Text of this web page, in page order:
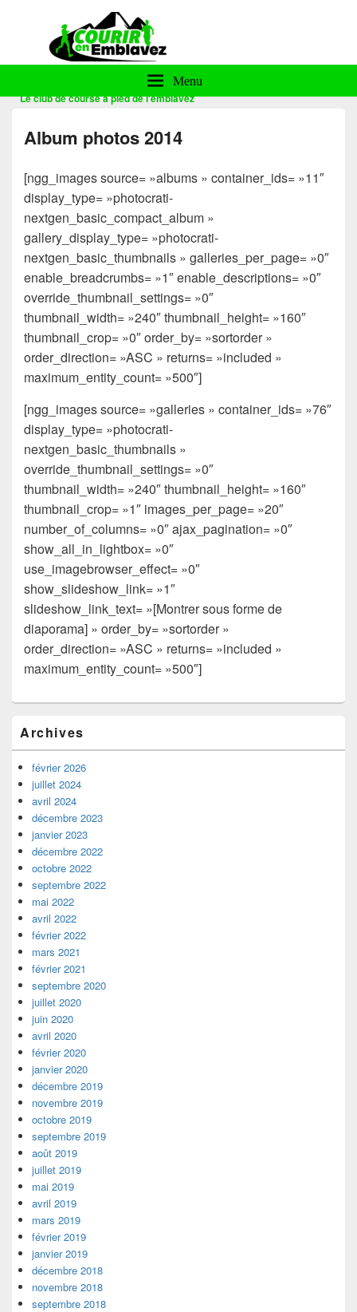
Courir en Emblavez
Le club de course à pied de l'emblavez
Menu
Album photos 2014
[ngg_images source= »albums » container_ids= »11″
display_type= »photocrati-
nextgen_basic_compact_album »
gallery_display_type= »photocrati-
nextgen_basic_thumbnails » galleries_per_page= »0″
enable_breadcrumbs= »1″ enable_descriptions= »0″
override_thumbnail_settings= »0″
thumbnail_width= »240″ thumbnail_height= »160″
thumbnail_crop= »0″ order_by= »sortorder »
order_direction= »ASC » returns= »included »
maximum_entity_count= »500″]
[ngg_images source= »galleries » container_ids= »76″
display_type= »photocrati-
nextgen_basic_thumbnails »
override_thumbnail_settings= »0″
thumbnail_width= »240″ thumbnail_height= »160″
thumbnail_crop= »1″ images_per_page= »20″
number_of_columns= »0″ ajax_pagination= »0″
show_all_in_lightbox= »0″
use_imagebrowser_effect= »0″
show_slideshow_link= »1″
slideshow_link_text= »[Montrer sous forme de
diaporama] » order_by= »sortorder »
order_direction= »ASC » returns= »included »
maximum_entity_count= »500″]
principale
de
widget
pour
barre
latérale
Archives
février 2026
juillet 2024
avril 2024
décembre 2023
janvier 2023
décembre 2022
octobre 2022
septembre 2022
mai 2022
avril 2022
février 2022
mars 2021
février 2021
septembre 2020
juillet 2020
juin 2020
avril 2020
février 2020
janvier 2020
décembre 2019
novembre 2019
octobre 2019
septembre 2019
août 2019
juillet 2019
mai 2019
avril 2019
mars 2019
février 2019
janvier 2019
décembre 2018
novembre 2018
septembre 2018